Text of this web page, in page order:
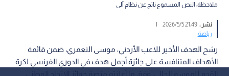
ملاحظة: النص المسموع ناتج عن نظام آلي
نشر :21:49 2026/5/5
|
رياضة
رشح الهدف الأخير للاعب الأردني، موسى التعمري، ضمن قائمة
الأهداف المتنافسة على جائزة أجمل هدف في الدوري الفرنسي لكرة